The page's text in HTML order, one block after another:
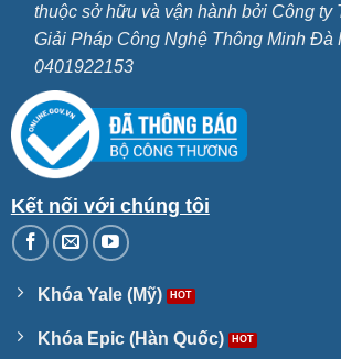
thuộc sở hữu và vận hành bởi Công ty
Giải Pháp Công Nghệ Thông Minh Đà
0401922153
Kết nối với chúng tôi
Khóa Yale (Mỹ)
Khóa Epic (Hàn Quốc)